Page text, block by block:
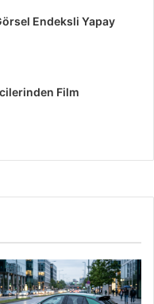
Endeksli Yapay
Film